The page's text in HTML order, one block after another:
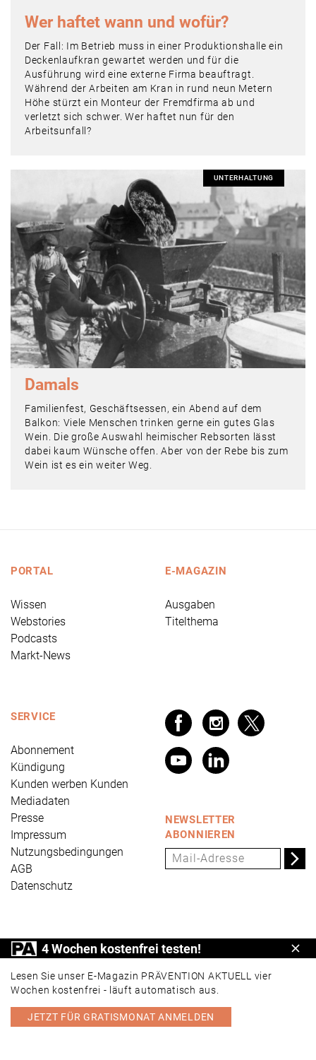
Wer haftet wann und wofür?
Der Fall: Im Betrieb muss in einer Produktionshalle ein
Deckenlaufkran gewartet werden und für die
Ausführung wird eine externe Firma beauftragt.
Während der Arbeiten am Kran in rund neun Metern
Höhe stürzt ein Monteur der Fremdfirma ab und
verletzt sich schwer. Wer haftet nun für den
Arbeitsunfall?
UNTERHALTUNG
Damals
Familienfest, Geschäftsessen, ein Abend auf dem
Balkon: Viele Menschen trinken gerne ein gutes Glas
Wein. Die große Auswahl heimischer Rebsorten lässt
dabei kaum Wünsche offen. Aber von der Rebe bis zum
Wein ist es ein weiter Weg.
PORTAL
Wissen
Webstories
Podcasts
Markt-News
E-MAGAZIN
Ausgaben
Titelthema
SERVICE
Abonnement
Kündigung
Kunden werben Kunden
Mediadaten
Presse
Impressum
Nutzungsbedingungen
AGB
Datenschutz
NEWSLETTER
ABONNIEREN
PRÄVENTION AKTUELL ist ein Produkt der Universum
Verlag GmbH, Wettinerstraße 3-5, 65189 Wiesbaden,
www.universum.de,info@universum.de
PORTAL E-MAGAZIN
4 Wochen kostenfrei testen!
Lesen Sie unser E-Magazin PRÄVENTION AKTUELL vier
Wochen kostenfrei - läuft automatisch aus.
JETZT FÜR GRATISMONAT ANMELDEN